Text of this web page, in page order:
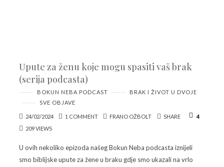
Upute za ženu koje mogu spasiti vaš brak
(serija podcasta)
BOKUN NEBA PODCAST
BRAK I ŽIVOT U DVOJE
SVE OBJAVE
24/02/2024 1 COMMENT FRANO OŽBOLT SHARE
4
209 VIEWS
U ovih nekoliko epizoda našeg Bokun Neba podcasta iznijeli
smo biblijske upute za žene u braku gdje smo ukazali na vrlo